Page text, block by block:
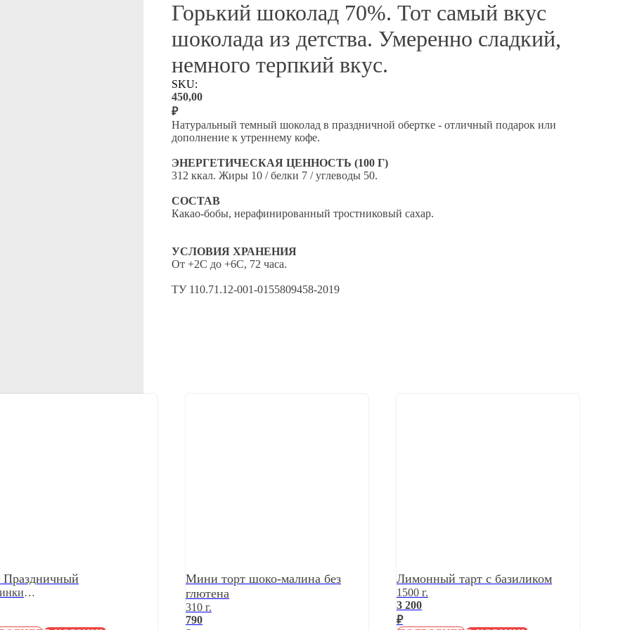
Горький шоколад 70%. Тот самый вкус
шоколада из детства. Умеренно сладкий,
немного терпкий вкус.
SKU:
450,00
₽
Натуральный темный шоколад в праздничной обертке - отличный подарок или
дополнение к утреннему кофе.
ЭНЕРГЕТИЧЕСКАЯ ЦЕННОСТЬ (100 Г)
312 ккал. Жиры 10 / белки 7 / углеводы 50.
СОСТАВ
Какао-бобы, нерафинированный тростниковый сахар.
УСЛОВИЯ ХРАНЕНИЯ
От +2С до +6С, 72 часа.
ТУ 110.71.12-001-0155809458-2019
Праздничный
1 кг.
Мини торт шоко-малина без
глютена
310 г.
790
Лимонный тарт с базиликом
1500 г.
3 200
₽